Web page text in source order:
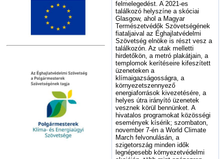
felmelegedést. A 2021-es
találkozó helyszíne a skóciai
Glasgow, ahol a Magyar
Természetvédők Szövetségének
fiataljaival az Éghajlatvédelmi
Szövetség elnöke is részt vesz a
találkozón. Az utak melletti
hirdetőkön, a metró plakátjain, a
templomok kerítéseire kifeszített
üzeneteken a
klímaigazságosságra, a
környezetszennyező
energiaforrások kivezetésére, a
helyes útra irányító üzenetek
vesznek körül bennünket. A
hivatalos programokat közösségi
események kísérik; szombaton,
november 7-én a World Climate
March felvonulásán, a
szigetország minden idők
legnépesebb környezetvédelmi